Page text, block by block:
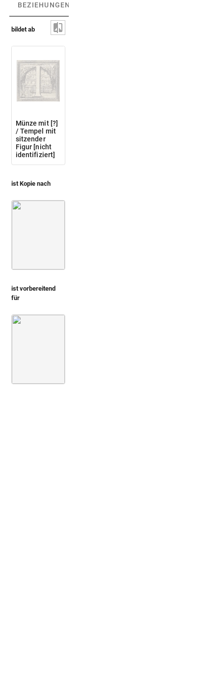
BEZIEHUNGEN
bildet ab
Münze mit [?]
/ Tempel mit
sitzender
Figur [nicht
identifiziert]
ist Kopie nach
ist vorbereitend
für